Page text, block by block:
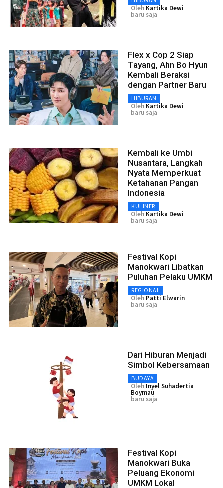
Oleh Kartika Dewi
baru saja
Flex x Cop 2 Siap
Tayang, Ahn Bo Hyun
Kembali Beraksi
dengan Partner Baru
HIBURAN
Oleh Kartika Dewi
baru saja
Kembali ke Umbi
Nusantara, Langkah
Nyata Memperkuat
Ketahanan Pangan
Indonesia
KULINER
Oleh Kartika Dewi
baru saja
Festival Kopi
Manokwari Libatkan
Puluhan Pelaku UMKM
REGIONAL
Oleh Patti Elwarin
baru saja
Dari Hiburan Menjadi
Simbol Kebersamaan
BUDAYA
Oleh Inyel Suhadertia
Boymau
baru saja
Festival Kopi
Manokwari Buka
Peluang Ekonomi
UMKM Lokal